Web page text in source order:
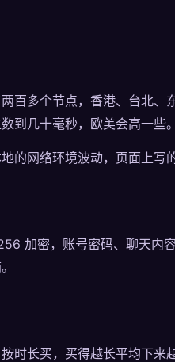
百多个节点，香港、台北
到几十毫秒，欧美会高一些
的网络环境波动，页面上写
加密，账号密码、聊天内
时长买，买得越长平均下